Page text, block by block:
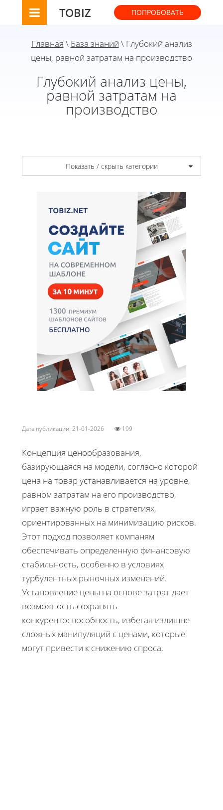
TOBIZ ПОПРОБОВАТЬ
Главная \ База знаний \ Глубокий анализ
цены, равной затратам на производство
Глубокий анализ цены,
равной затратам на
производство
Показать / скрыть категории
Дата публикации: 21-01-2026 199
Концепция ценообразования,
базирующаяся на модели, согласно которой
цена на товар устанавливается на уровне,
равном затратам на его производство,
играет важную роль в стратегиях,
ориентированных на минимизацию рисков.
Этот подход позволяет компаням
обеспечивать определенную финансовую
стабильность, особенно в условиях
турбулентных рыночных изменений.
Установление цены на основе затрат дает
возможность сохранять
конкурентоспособность, избегая излишне
сложных манипуляций с ценами, которые
могут привести к снижению спроса.